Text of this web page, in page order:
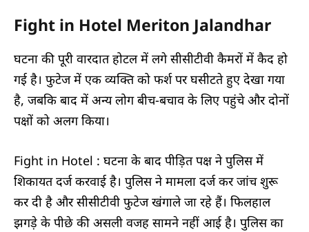
Fight in Hotel Meriton Jalandhar
घटना की पूरी वारदात होटल में लगे सीसीटीवी कैमरों में कैद हो
गई है। फुटेज में एक व्यक्ति को फर्श पर घसीटते हुए देखा गया
है, जबकि बाद में अन्य लोग बीच-बचाव के लिए पहुंचे और दोनों
पक्षों को अलग किया।
Fight in Hotel : घटना के बाद पीड़ित पक्ष ने पुलिस में
शिकायत दर्ज करवाई है। पुलिस ने मामला दर्ज कर जांच शुरू
कर दी है और सीसीटीवी फुटेज खंगाले जा रहे हैं। फिलहाल
झगड़े के पीछे की असली वजह सामने नहीं आई है। पुलिस का